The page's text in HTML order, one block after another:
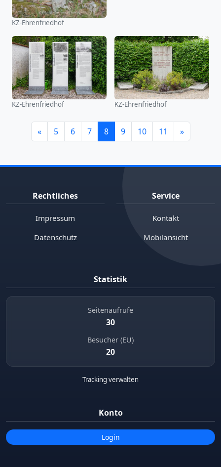
KZ-Ehrenfriedhof
KZ-Ehrenfriedhof KZ-Ehrenfriedhof
« 5 6 7 8 9 10 11 »
Rechtliches
Impressum
Datenschutz
Service
Kontakt
Mobilansicht
Statistik
Seitenaufrufe
30
Besucher (EU)
20
Tracking verwalten
Konto
Login